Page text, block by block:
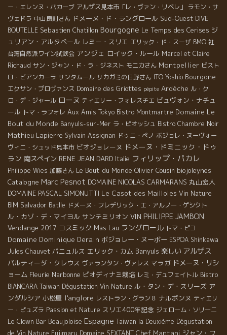
ー・エレンヌ・バカーブ アルザス見本市「レ・ヴァン・リベレ」
ラモン・サ
ヴェドラ 中山良則さん ドメーヌ・ド・ラングロール Sud-Ouest DIVE
BOUTELLE Sebastien Chatillon Bourgogne Le Temps des Cerises ジ
ュリアン・アルタベール レミー・スリエ エリック・ド・スーザ BMO 社
台湾自然派ワイン試飲会 アンジェ ロイック・ルール Marcel et Claire
Richaud サン・ジャン・ド・ラ・ジネスト モニカさん Montpellier ビスト
ロ・ビアンカーラ サンタムール サカガミの日野さん ITO Yoshio Bourgone
エクサン・プロヴァンス Domaine des Griottes pépite Ardèche ル・ク
ロ・デ・ジャール ローヌ ティエリー・フォレスチエ ビュヴォン・ナチュ
ール トマ・ラフォレ Aux Amis Tokyo Bistro Montmartre Domaine Le
Bout du Monde Banyuls-sur-Mer ラ・ピオッシュ Bistro Chambre Noir
Mathieu Lapierre Sylvain Assignan ドゥニ・ペノ ボジョレ・ヌーヴォー
ヴィニ・シュッド見本市 ビオジョレーヌ ドメーヌ・ドミニック・ドゥ
ラン 南スペイン RENE JEAN DARD Italie フィリップ・パカレ
Philippe Wies 加藤さん Le Bout du Monde Olivier Cousin biojoleynes
Catalogne Marc Pesnot DOMAINE NICOLAS CARMARANS 丸山宏人
DOMAINE PASCAL SIMONUTTI Le Casot des Mailloles Vin Nature
BIM Salvador Batlle ドメーヌ・フレデリック・エ・アルノー・ゲシクト
ル・カゾ・デ・マイヨル サンテミリオン VIN PHILIPPE JAMBON
Vendange 2017 コスミック Mas Lau ラングロール トマ・ピコ
Domaine Dominique Derain ボジョレー・ヌーボー ESPOA Shinkawa
Jules Chauvet バニュルス エリック・カム Banyuls 楽しい アルザス
パルティーダ・クレウス ヴァランタン・ヴァレス マラガ ドメーヌ・リシ
ョーム Fleurie Narbonne ビオディナミ栽培 レミ・デュフェイトル Bistro
BIANCARA Taiwan Dégustation Vin Nature ル・タン・デ・スリーズ ア
ンダルシア 小松屋 l'anglore レストラン・グラン８ ナルボンヌ ティエリ
ー・ピュズラ Passion et Nature スリエ400年記念 ジェローム・ソリーニ
Le Clown Bar Beaujoloise Espagne Taiwan la Deuxième Dégustation
de Vin Nature Fujimaru Domaine SEXTANT Chef Mantani ジャン・フ